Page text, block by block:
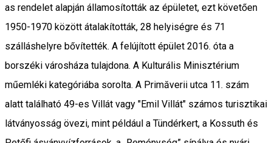
as rendelet alapján államosították az épületet, ezt követően
1950-1970 között átalakították, 28 helyiségre és 71
szálláshelyre bővítették. A felújított épület 2016. óta a
borszéki városháza tulajdona. A Kulturális Minisztérium
műemléki kategóriába sorolta. A Primăverii utca 11. szám
alatt található 49-es Villát vagy "Emil Villát" számos turisztikai
látványosság övezi, mint például a Tündérkert, a Kossuth és